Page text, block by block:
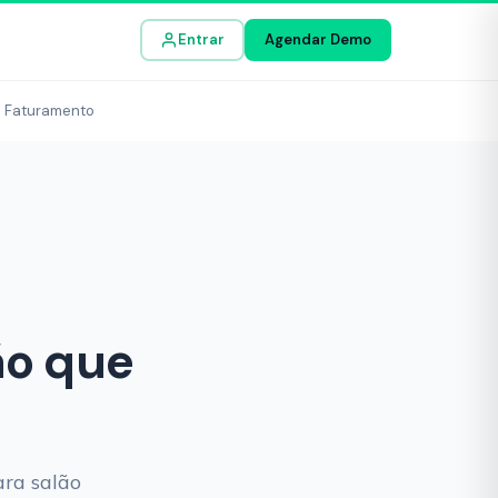
Entrar Agendar Demo
Faturamento
que
salão